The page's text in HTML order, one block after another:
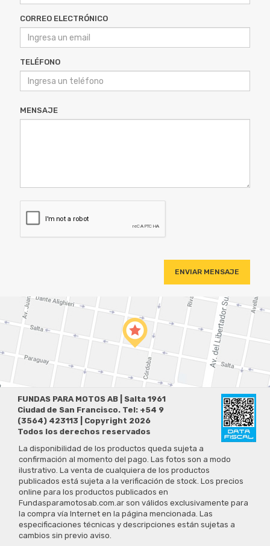
TELÉFONO
MENSAJE
FUNDAS PARA MOTOS AB | Salta 1961
Ciudad de San Francisco. Tel: +54 9
(3564) 423113 | Copyright 2026
Todos los derechos reservados
La disponibilidad de los productos queda sujeta a
confirmación al momento del pago. Las fotos son a modo
ilustrativo. La venta de cualquiera de los productos
publicados está sujeta a la verificación de stock. Los precios
online para los productos publicados en
Fundasparamotosab.com.ar son válidos exclusivamente para
la compra vía Internet en la página mencionada. Las
especificaciones técnicas y descripciones están sujetas a
cambios sin previo aviso.
Preguntas Frecuentes